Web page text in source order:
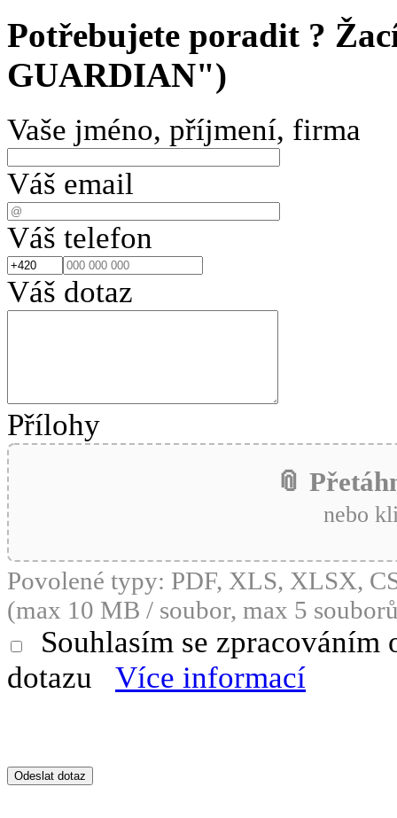
Potřebujete poradit ?
GUARDIAN")
Vaše jméno, příjmení, firma
Váš email
Váš telefon
Váš dotaz
Přílohy
📎
nebo
Povolené typy: PDF, XLS, XLSX,
(max 10 MB / soubor, max 5
Souhlasím se
dotazu
Více informací